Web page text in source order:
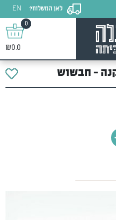
לאן המשלוח?
EN
0
₪0.0
- חבשוש